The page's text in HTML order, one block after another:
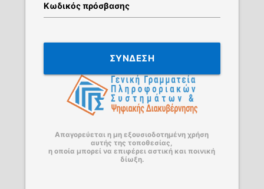
Κωδικός πρόσβασης
ΣΥΝΔΕΣΗ
Απαγορεύεται η μη εξουσιοδοτημένη χρήση
αυτής της τοποθεσίας,
η οποία μπορεί να επιφέρει αστική και ποινική
δίωξη.